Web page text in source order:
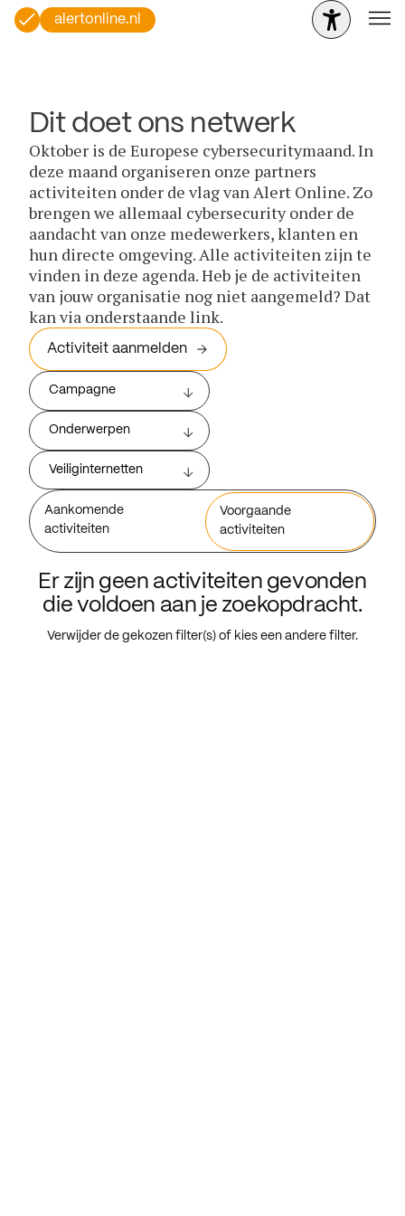
alertonline.nl
Dit doet ons netwerk
Oktober is de Europese cybersecuritymaand. In
deze maand organiseren onze partners
activiteiten onder de vlag van Alert Online. Zo
brengen we allemaal cybersecurity onder de
aandacht van onze medewerkers, klanten en
hun directe omgeving. Alle activiteiten zijn te
vinden in deze agenda. Heb je de activiteiten
van jouw organisatie nog niet aangemeld? Dat
kan via onderstaande link.
Activiteit aanmelden
Campagne
Onderwerpen
Veiliginternetten
Aankomende
activiteiten
Voorgaande
activiteiten
Er zijn geen activiteiten gevonden
die voldoen aan je zoekopdracht.
Verwijder de gekozen filter(s) of kies een andere filter.